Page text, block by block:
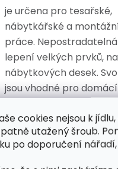
cookies nejsou k
utažený šroub.
po doporučení
je určena pro tesařské,
nábytkářské a
práce.
lepení velkých prvků,
nábytkových desek.
jsou vhodné pro
Zařízení se skládá ze
částí: svorka se
blokovací
jsou vyrobeny z